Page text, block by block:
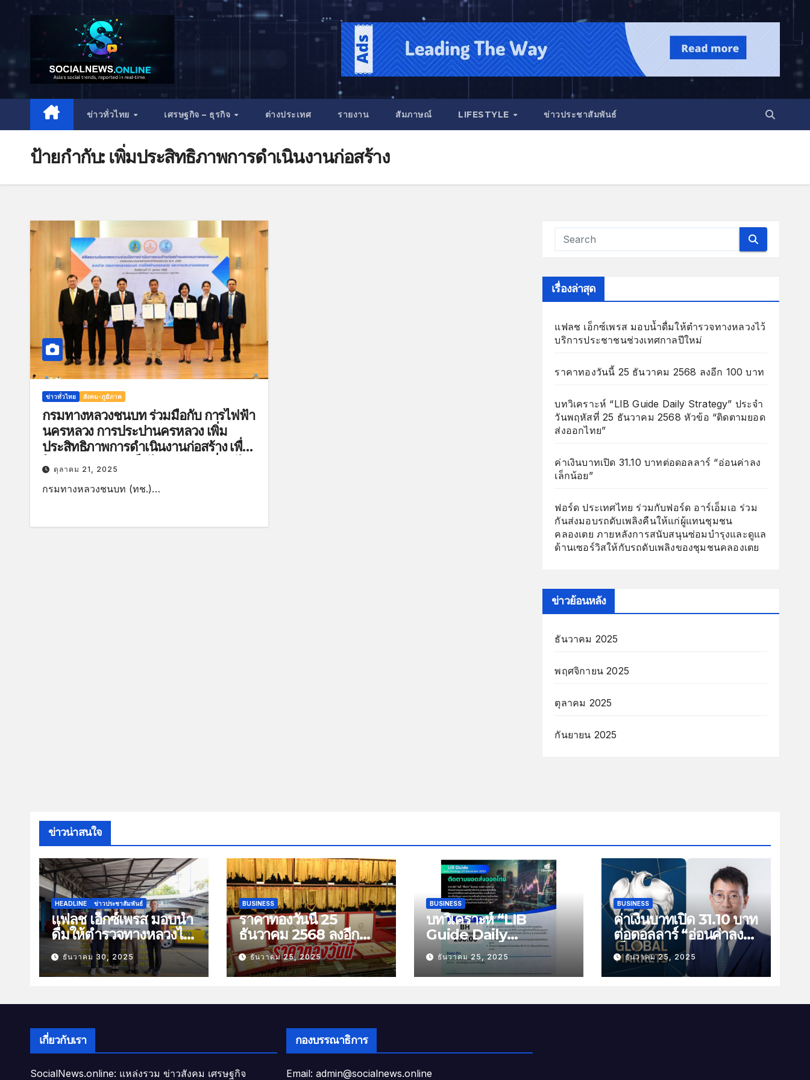
ข่าวทั่วไทย เศรษฐกิจ – ธุรกิจ ต่างประเทศ รายงาน สัมภาษณ์ LIFESTYLE ข่าวประชาสัมพันธ์
ป้ายกำกับ: เพิ่มประสิทธิภาพการดำเนินงานก่อสร้าง
ข่าวทั่วไทย สังคม-ภูมิภาค
กรมทางหลวงชนบท ร่วมมือกับ การไฟฟ้า
นครหลวง การประปานครหลวง เพิ่ม
ประสิทธิภาพการดำเนินงานก่อสร้าง เพื่อ
ให้การปฏิบัติงานเป็นไปตามแผนที่วางไว้
และให้เกิดประโยชน์สูงสุดต่อประชาชน
ตุลาคม 21, 2025
กรมทางหลวงชนบท (ทช.)…
เรื่องล่าสุด
แฟลช เอ็กซ์เพรส มอบน้ำดื่มให้ตำรวจทางหลวงไว้
บริการประชาชนช่วงเทศกาลปีใหม่
ราคาทองวันนี้ 25 ธันวาคม 2568 ลงอีก 100 บาท
บทวิเคราะห์ “LIB Guide Daily Strategy” ประจำ
วันพฤหัสที่ 25 ธันวาคม 2568 หัวข้อ “ติดตามยอด
ส่งออกไทย”
ค่าเงินบาทเปิด 31.10 บาทต่อดอลลาร์ “อ่อนค่าลง
เล็กน้อย”
ฟอร์ด ประเทศไทย ร่วมกับฟอร์ด อาร์เอ็มเอ ร่วม
กันส่งมอบรถดับเพลิงคืนให้แก่ผู้แทนชุมชน
คลองเตย ภายหลังการสนับสนุนซ่อมบำรุงและดูแล
ด้านเซอร์วิสให้กับรถดับเพลิงของชุมชนคลองเตย
ข่าวย้อนหลัง
ธันวาคม 2025
พฤศจิกายน 2025
ตุลาคม 2025
กันยายน 2025
ข่าวน่าสนใจ
HEADLINE ข่าวประชาสัมพันธ์
แฟลช เอ็กซ์เพรส มอบน้ำ
ดื่มให้ตำรวจทางหลวงไว้
บริการประชาชนช่วง
เทศกาลปีใหม่
ธันวาคม 30, 2025
BUSINESS
ราคาทองวันนี้ 25
ธันวาคม 2568 ลงอีก
100 บาท
ธันวาคม 25, 2025
BUSINESS
บทวิเคราะห์ “LIB
Guide Daily
Strategy” ประจำวัน
พฤหัสที่ 25 ธันวาคม
2568 หัวข้อ “ติดตาม
ธันวาคม 25, 2025
BUSINESS
ค่าเงินบาทเปิด 31.10 บาท
ต่อดอลลาร์ “อ่อนค่าลง
เล็กน้อย”
ธันวาคม 25, 2025
เกี่ยวกับเรา
SocialNews.online: แหล่งรวม ข่าวสังคม เศรษฐกิจ
กองบรรณาธิการ
Email: admin@socialnews.online